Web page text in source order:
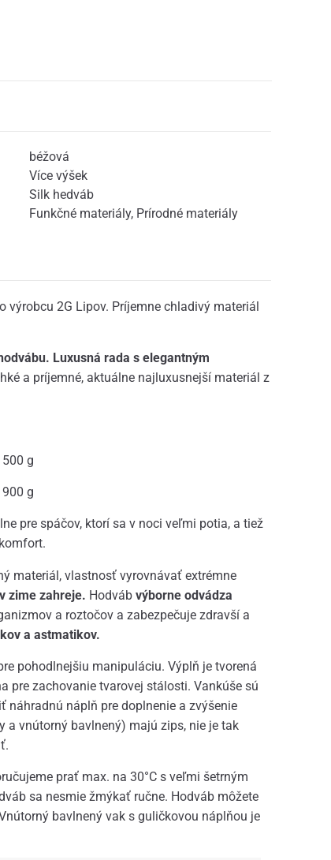
béžová
Více výšek
Silk hedváb
Funkčné materiály, Prírodné materiály
výrobcu 2G Lipov. Príjemne chladivý materiál
Luxusná rada s elegantným
a príjemné, aktuálne najluxusnejší materiál z
g
g
pre spáčov, ktorí sa v noci veľmi potia, a tiež
materiál, vlastnosť vyrovnávať extrémne
zime zahreje. Hodváb výborne odvádza
a roztočov a zabezpečuje zdravší a
a astmatikov.
pohodlnejšiu manipuláciu. Výplň je tvorená
pre zachovanie tvarovej stálosti. Vankúše sú
náhradnú náplň pre doplnenie a zvýšenie
a vnútorný bavlnený) majú zips, nie je tak
prať max. na 30°C s veľmi šetrným
sa nesmie žmýkať ručne. Hodváb môžete
bavlnený vak s guličkovou náplňou je